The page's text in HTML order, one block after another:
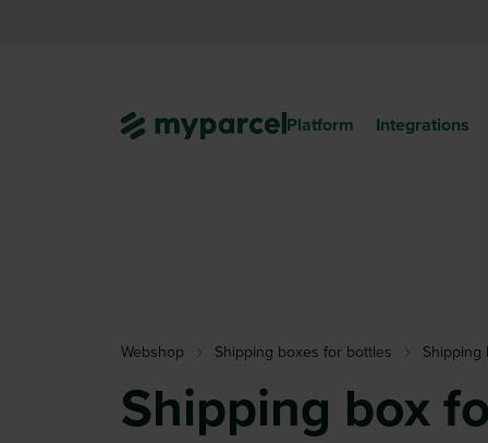
Platform Integrations
Webshop Shipping boxes for bottles Shipping
Shipping box